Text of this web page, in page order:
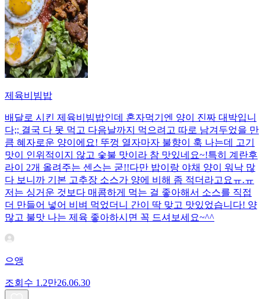
제육비빔밥
배달로 시킨 제육비빔밥인데 혼자먹기엔 양이 진짜 대박입니
다;; 결국 다 못 먹고 다음날까지 먹으려고 따로 남겨두었을 만
큼 혜자로운 양이에요! 뚜껑 열자마자 불향이 훅 나는데 고기
맛이 인위적이지 않고 숯불 맛이라 참 맛있네요~!특히 계란후
라이 2개 올려주는 센스는 굳!! ​다만 밥이랑 야채 양이 워낙 많
다 보니까 기본 고추장 소스가 양에 비해 좀 적더라고요ㅠ.ㅠ
저는 싱거운 것보다 매콤하게 먹는 걸 좋아해서 소스를 직접
더 만들어 넣어 비벼 먹었더니 간이 딱 맞고 맛있었습니다! 양
많고 불맛 나는 제육 좋아하시면 꼭 드셔보세요~^^
으앵
조회수 1.2만26.06.30